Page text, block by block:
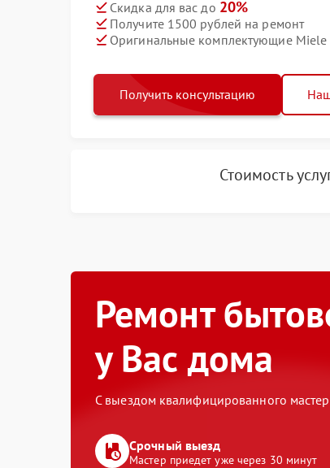
Скидка для вас до 20%
Получите 1500 рублей на ремонт
Оригинальные комплектующие Miele
Получить консультацию
Стоимость
Ремонт
у Вас дома
С выездом квалифицированного
Срочный выезд
Мастер приедет уже через 30 минут